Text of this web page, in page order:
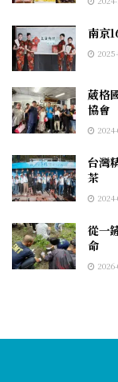
南京
葳格
協會
台灣
茶
從一
命